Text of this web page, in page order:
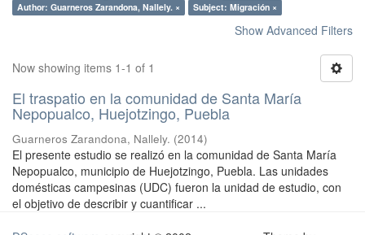
Author: Guarneros Zarandona, Nallely. ×
Subject: Migración ×
Show Advanced Filters
Now showing items 1-1 of 1
El traspatio en la comunidad de Santa María
Nepopualco, Huejotzingo, Puebla
Guarneros Zarandona, Nallely. (2014)
El presente estudio se realizó en la comunidad de Santa María
Nepopualco, municipio de Huejotzingo, Puebla. Las unidades
domésticas campesinas (UDC) fueron la unidad de estudio, con
el objetivo de describir y cuantificar ...